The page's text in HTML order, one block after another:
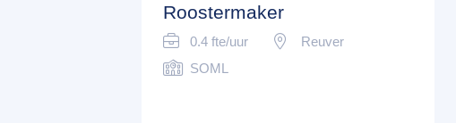
Roostermaker
0.4 fte/uur
Reuver
SOML